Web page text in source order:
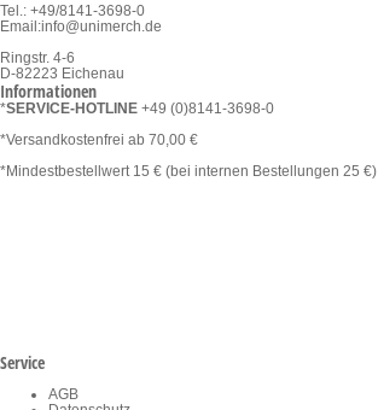
Tel.: +49/8141-3698-0
Email:info@unimerch.de
Ringstr. 4-6
D-82223 Eichenau
Informationen
*SERVICE-HOTLINE +49 (0)8141-3698-0
*Versandkostenfrei ab 70,00 €
*Mindestbestellwert 15 € (bei internen Bestellungen 25 €)
Service
AGB